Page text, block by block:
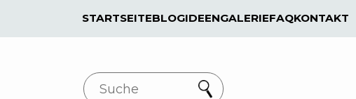
STARTSEITEBLOGIDEENGALERIEFAQKONTAKT
Search